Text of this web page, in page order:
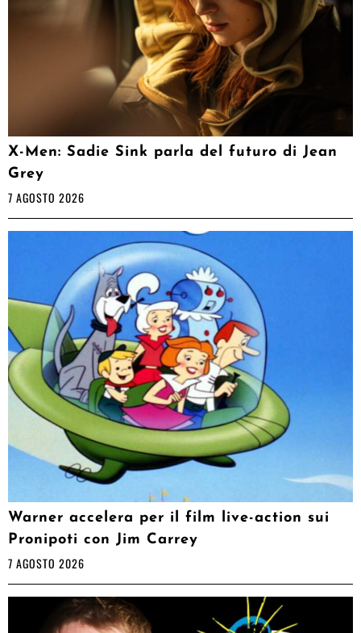
X-Men: Sadie Sink parla del futuro di Jean
Grey
7 AGOSTO 2026
Warner accelera per il film live-action sui
Pronipoti con Jim Carrey
7 AGOSTO 2026